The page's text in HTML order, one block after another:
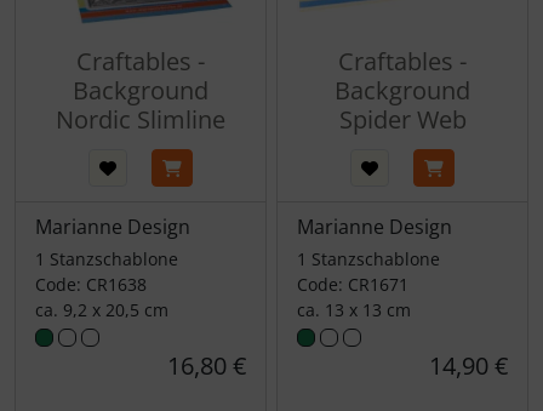
Craftables -
Background
Nordic Slimline
Marianne Design
1 Stanzschablone
Code: CR1638
ca. 9,2 x 20,5 cm
16,80 €
Craftables -
Background
Spider Web
Marianne Design
1 Stanzschablone
Code: CR1671
ca. 13 x 13 cm
14,90 €